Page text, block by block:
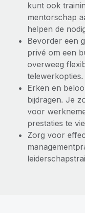
kunt ook
mentorschap
helpen de
Bevorder een
privé om een
overweeg
telewerkopties.
Erken en
bijdragen. Je
voor
prestaties te
Zorg voor